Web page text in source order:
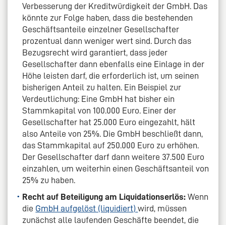
Verbesserung der Kreditwürdigkeit der GmbH. Das
könnte zur Folge haben, dass die bestehenden
Geschäftsanteile einzelner Gesellschafter
prozentual dann weniger wert sind. Durch das
Bezugsrecht wird garantiert, dass jeder
Gesellschafter dann ebenfalls eine Einlage in der
Höhe leisten darf, die erforderlich ist, um seinen
bisherigen Anteil zu halten. Ein Beispiel zur
Verdeutlichung: Eine GmbH hat bisher ein
Stammkapital von 100.000 Euro. Einer der
Gesellschafter hat 25.000 Euro eingezahlt, hält
also Anteile von 25%. Die GmbH beschließt dann,
das Stammkapital auf 250.000 Euro zu erhöhen.
Der Gesellschafter darf dann weitere 37.500 Euro
einzahlen, um weiterhin einen Geschäftsanteil von
25% zu haben.
Recht auf Beteiligung am Liquidationserlös: Wenn
die GmbH aufgelöst (liquidiert)wird, müssen
zunächst alle laufenden Geschäfte beendet, die